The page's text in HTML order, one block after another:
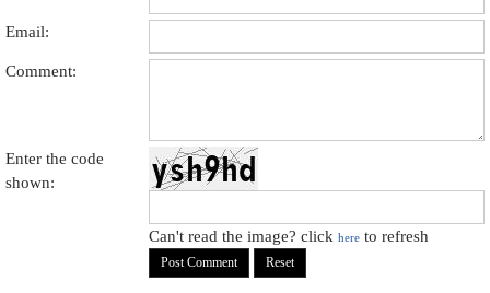
Email:
Comment:
Enter the code
shown:
Can't read the image? clickhere to refresh